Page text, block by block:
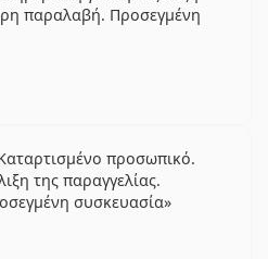
παραλαβή. Προσεγμένη
προσωπικό.
της παραγγελίας.
συσκευασία